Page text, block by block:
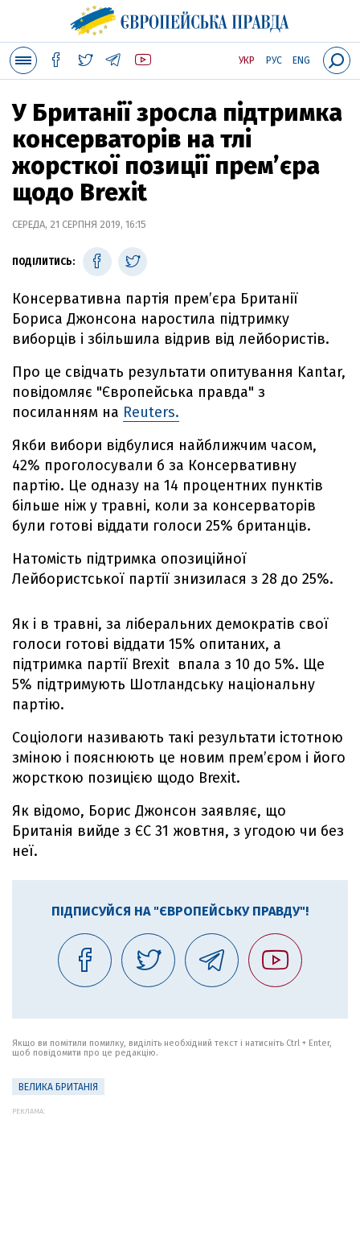
УКР РУС ENG
У Британії зросла підтримка
консерваторів на тлі
жорсткої позиції прем’єра
щодо Brexit
СЕРЕДА, 21 СЕРПНЯ 2019, 16:15
ПОДІЛИТИСЬ:
Консервативна партія прем’єра Британії
Бориса Джонсона наростила підтримку
виборців і збільшила відрив від лейбористів.
Про це свідчать результати опитування Kantar,
повідомляє "Європейська правда" з
посиланням на Reuters.
Якби вибори відбулися найближчим часом,
42% проголосували б за Консервативну
партію. Це одназу на 14 процентних пунктів
більше ніж у травні, коли за консерваторів
були готові віддати голоси 25% британців.
Натомість підтримка опозиційної
Лейбористської партії знизилася з 28 до 25%.
Як і в травні, за ліберальних демократів свої
голоси готові віддати 15% опитаних, а
підтримка партії Brexit впала з 10 до 5%. Ще
5% підтримують Шотландську національну
партію.
Соціологи називають такі результати істотною
зміною і пояснюють це новим прем’єром і його
жорсткою позицією щодо Brexit.
Як відомо, Борис Джонсон заявляє, що
Британія вийде з ЄС 31 жовтня, з угодою чи без
неї.
ПІДПИСУЙСЯ НА "ЄВРОПЕЙСЬКУ ПРАВДУ"!
Якщо ви помітили помилку, виділіть необхідний текст і натисніть Ctrl + Enter,
щоб повідомити про це редакцію.
ВЕЛИКА БРИТАНІЯ
РЕКЛАМА: